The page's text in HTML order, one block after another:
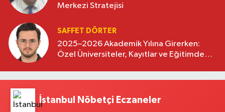
Merkezi Stratejisi
SAFFET DÖRTER
2025–2026 Akademik Yılına Girerken:
Özel Üniversiteler, Kayıtlar ve Eğitimde
İstanbul Nöbetçi Eczaneler